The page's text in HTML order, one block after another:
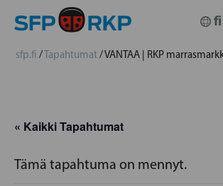
sfp.fi /Tapahtumat/VANTAA | RKP
« Kaikki Tapahtumat
Tämä tapahtuma on mennyt.